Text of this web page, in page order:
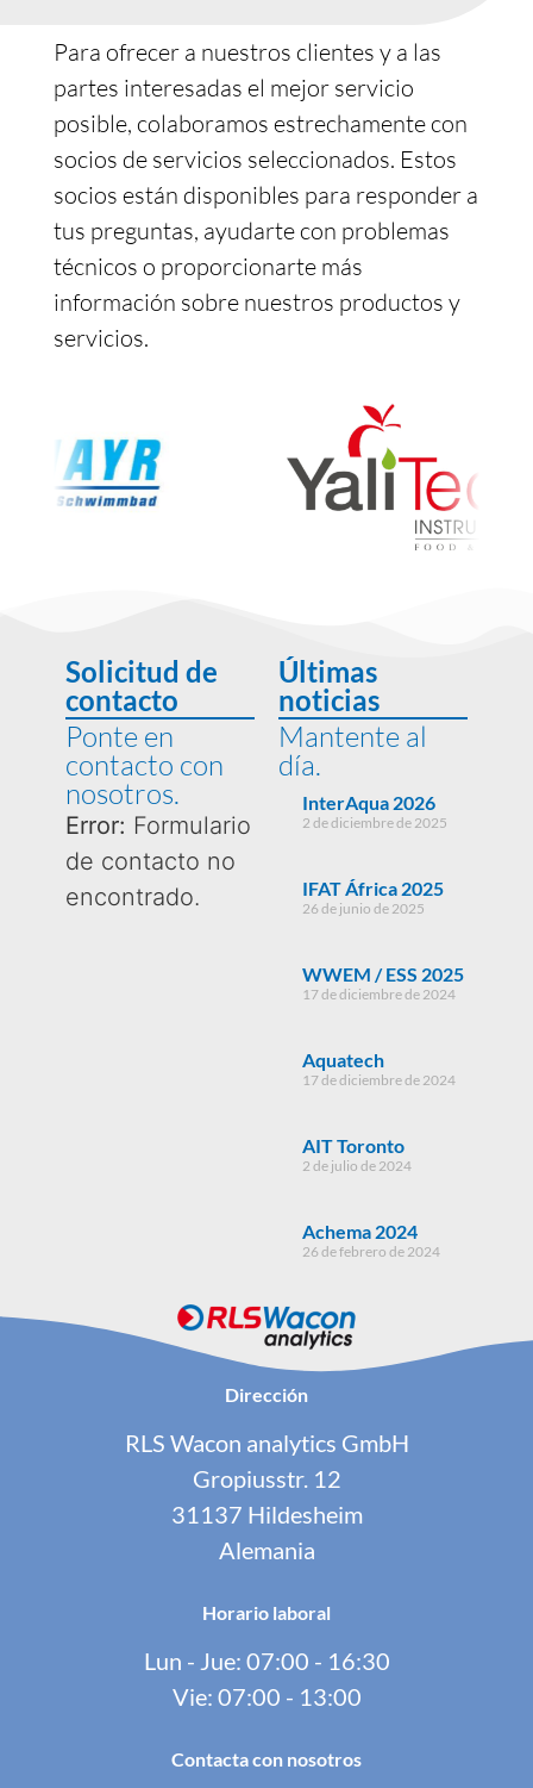
Para ofrecer a nuestros clientes y a las
partes interesadas el mejor servicio
posible, colaboramos estrechamente con
socios de servicios seleccionados. Estos
socios están disponibles para responder a
tus preguntas, ayudarte con problemas
técnicos o proporcionarte más
información sobre nuestros productos y
servicios.
Solicitud de
contacto
Ponte en
contacto con
nosotros.
Error: Formulario
de contacto no
encontrado.
Últimas
noticias
Mantente al
día.
InterAqua 2026
2 de diciembre de 2025
IFAT África 2025
26 de junio de 2025
WWEM / ESS 2025
17 de diciembre de 2024
Aquatech
17 de diciembre de 2024
AIT Toronto
2 de julio de 2024
Achema 2024
26 de febrero de 2024
Dirección
RLS Wacon analytics GmbH
Gropiusstr. 12
31137 Hildesheim
Alemania
Horario laboral
Lun - Jue: 07:00 - 16:30
Vie: 07:00 - 13:00
Contacta con nosotros